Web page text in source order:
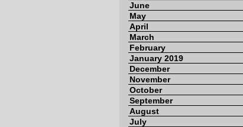
June
May
April
March
February
January 2019
December
November
October
September
August
July